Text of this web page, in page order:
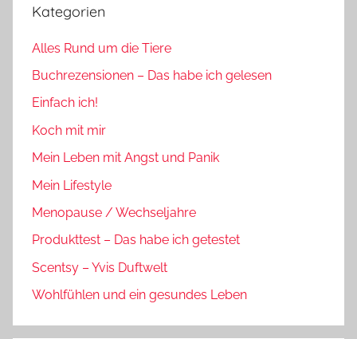
Kategorien
Alles Rund um die Tiere
Buchrezensionen – Das habe ich gelesen
Einfach ich!
Koch mit mir
Mein Leben mit Angst und Panik
Mein Lifestyle
Menopause / Wechseljahre
Produkttest – Das habe ich getestet
Scentsy – Yvis Duftwelt
Wohlfühlen und ein gesundes Leben